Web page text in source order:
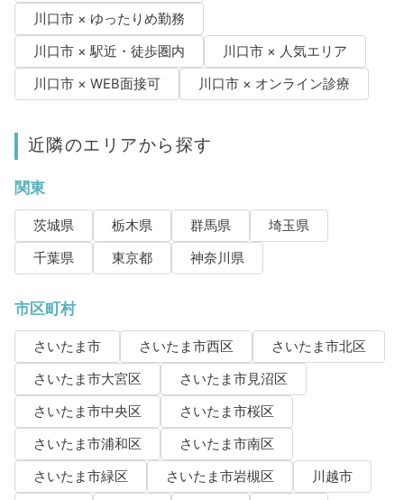
川口市 × ゆったりめ勤務
川口市 × 駅近・徒歩圏内
川口市 × 人気エリア
川口市 × WEB面接可
川口市 × オンライン診療
近隣のエリアから探す
関東
茨城県 栃木県 群馬県
埼玉県
千葉県
東京都 神奈川県
市区町村
さいたま市 さいたま市西区
さいたま市北区
さいたま市大宮区
さいたま市見沼区
さいたま市中央区
さいたま市桜区
さいたま市浦和区
さいたま市南区
さいたま市緑区
さいたま市岩槻区
川越市